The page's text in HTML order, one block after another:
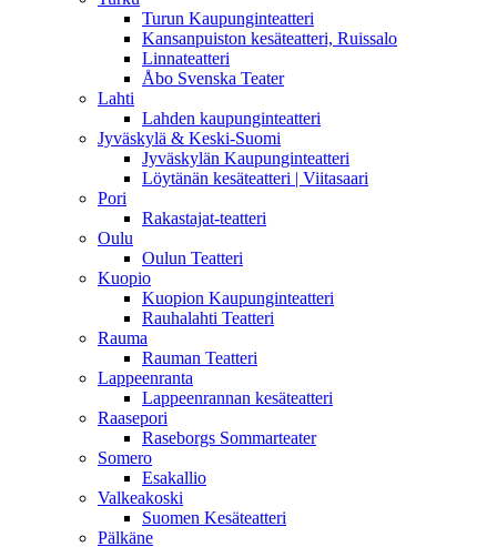
Turun Kaupunginteatteri
Kansanpuiston kesäteatteri, Ruissalo
Linnateatteri
Åbo Svenska Teater
Lahti
Lahden kaupunginteatteri
Jyväskylä & Keski-Suomi
Jyväskylän Kaupunginteatteri
Löytänän kesäteatteri | Viitasaari
Pori
Rakastajat-teatteri
Oulu
Oulun Teatteri
Kuopio
Kuopion Kaupunginteatteri
Rauhalahti Teatteri
Rauma
Rauman Teatteri
Lappeenranta
Lappeenrannan kesäteatteri
Raasepori
Raseborgs Sommarteater
Somero
Esakallio
Valkeakoski
Suomen Kesäteatteri
Pälkäne